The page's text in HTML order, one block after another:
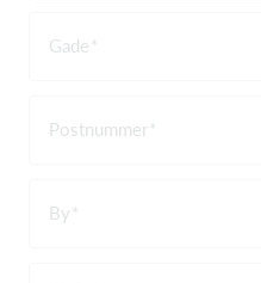
Gade
Postnummer
By